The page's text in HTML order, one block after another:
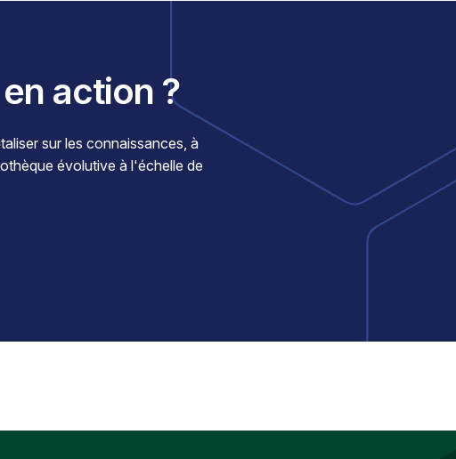
action ?
sur les connaissances, à
évolutive à l'échelle de